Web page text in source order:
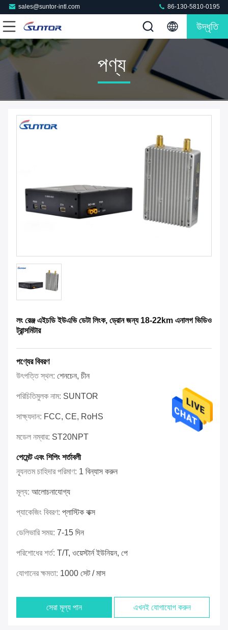
sales@suntor-intl.com 86-130-5810-0195
উদ্ধৃতি
পণ্য
লং রেঞ্জ এইচডি ইউএভি ডেটা লিংক, ড্রোন জন্য 18-22km এনালগ ভিডিও
ট্রান্সমিটার
পণ্যের বিবরণ
উৎপত্তি স্থল: শেনচেন, চীন
পরিচিতিমুলক নাম: SUNTOR
সাক্ষ্যদান: FCC, CE, RoHS
মডেল নম্বার: ST20NPT
পেমেন্ট এবং শিপিং শর্তাবলী
ন্যূনতম চাহিদার পরিমাণ: 1 বিন্যাস করুন
মূল্য: আলোচনাযোগ্য
প্যাকেজিং বিবরণ: প্লাস্টিক বাক্স
ডেলিভারি সময়: 7-15 দিন
পরিশোধের শর্ত: T/T, ওয়েস্টার্ন ইউনিয়ন, পে
যোগানের ক্ষমতা: 1000 সেট / মাস
সেরা মূল্য পান এখনই যোগাযোগ করুন